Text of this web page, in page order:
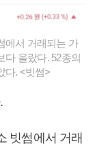
에서 거래되는 가
다 올랐다. 52종의
다. <빗썸>
빗썸에서 거래